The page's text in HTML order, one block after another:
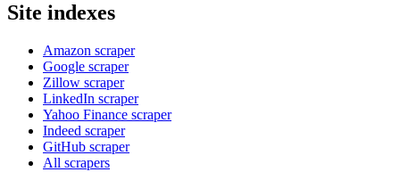
Site indexes
Amazon scraper
Google scraper
Zillow scraper
LinkedIn scraper
Yahoo Finance scraper
Indeed scraper
GitHub scraper
All scrapers